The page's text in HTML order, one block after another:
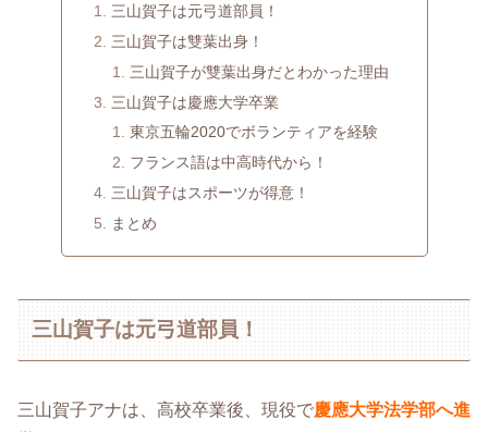
三山賀子は元弓道部員！
三山賀子は雙葉出身！
三山賀子が雙葉出身だとわかった理由
三山賀子は慶應大学卒業
東京五輪2020でボランティアを経験
フランス語は中高時代から！
三山賀子はスポーツが得意！
まとめ
三山賀子は元弓道部員！
三山賀子アナは、高校卒業後、現役で慶應大学法学部へ進